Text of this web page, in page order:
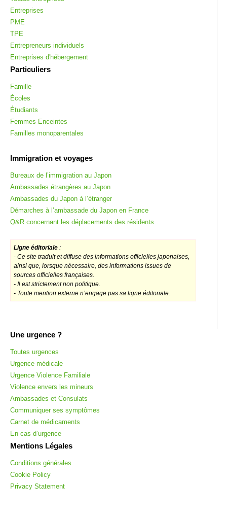
Entreprises
PME
TPE
Entrepreneurs individuels
Entreprises d'hébergement
Particuliers
Famille
Écoles
Étudiants
Femmes Enceintes
Familles monoparentales
Immigration et voyages
Bureaux de l’immigration au Japon
Ambassades étrangères au Japon
Ambassades du Japon à l’étranger
Démarches à l’ambassade du Japon en France
Q&R concernant les déplacements des résidents
Ligne éditoriale :
- Ce site traduit et diffuse des informations officielles japonaises,
ainsi que, lorsque nécessaire, des informations issues de
sources officielles françaises.
- Il est strictement non politique.
- Toute mention externe n’engage pas sa ligne éditoriale.
Une urgence ?
Toutes urgences
Urgence médicale
Urgence Violence Familiale
Violence envers les mineurs
Ambassades et Consulats
Communiquer ses symptômes
Carnet de médicaments
En cas d’urgence
Mentions Légales
Conditions générales
Cookie Policy
Privacy Statement